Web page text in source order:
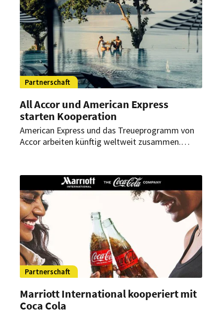
Partnerschaft
All Accor und American Express
starten Kooperation
American Express und das Treueprogramm von
Accor arbeiten künftig weltweit zusammen.
und ihre Membership-Rewards-Punkte
übertragen.
Partnerschaft
Marriott International kooperiert mit
Coca Cola